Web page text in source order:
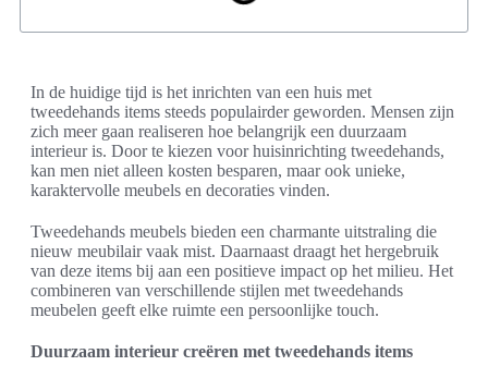
In de huidige tijd is het inrichten van een huis met
tweedehands items steeds populairder geworden. Mensen zijn
zich meer gaan realiseren hoe belangrijk een duurzaam
interieur is. Door te kiezen voor huisinrichting tweedehands,
kan men niet alleen kosten besparen, maar ook unieke,
karaktervolle meubels en decoraties vinden.
Tweedehands meubels bieden een charmante uitstraling die
nieuw meubilair vaak mist. Daarnaast draagt het hergebruik
van deze items bij aan een positieve impact op het milieu. Het
combineren van verschillende stijlen met tweedehands
meubelen geeft elke ruimte een persoonlijke touch.
Duurzaam interieur creëren met tweedehands items